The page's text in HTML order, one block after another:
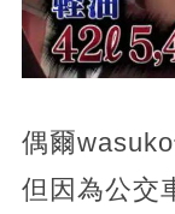
偶爾
但因為公交